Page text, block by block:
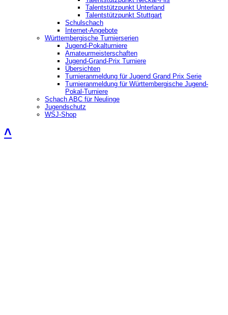
Talentstützpunkt Unterland
Talentstützpunkt Stuttgart
Schulschach
Internet-Angebote
Württembergische Turnierserien
Jugend-Pokalturniere
Amateurmeisterschaften
Jugend-Grand-Prix Turniere
Übersichten
Turnieranmeldung für Jugend Grand Prix Serie
Turnieranmeldung für Württembergische Jugend-
Pokal-Turniere
Schach ABC für Neulinge
Jugendschutz
WSJ-Shop
˄